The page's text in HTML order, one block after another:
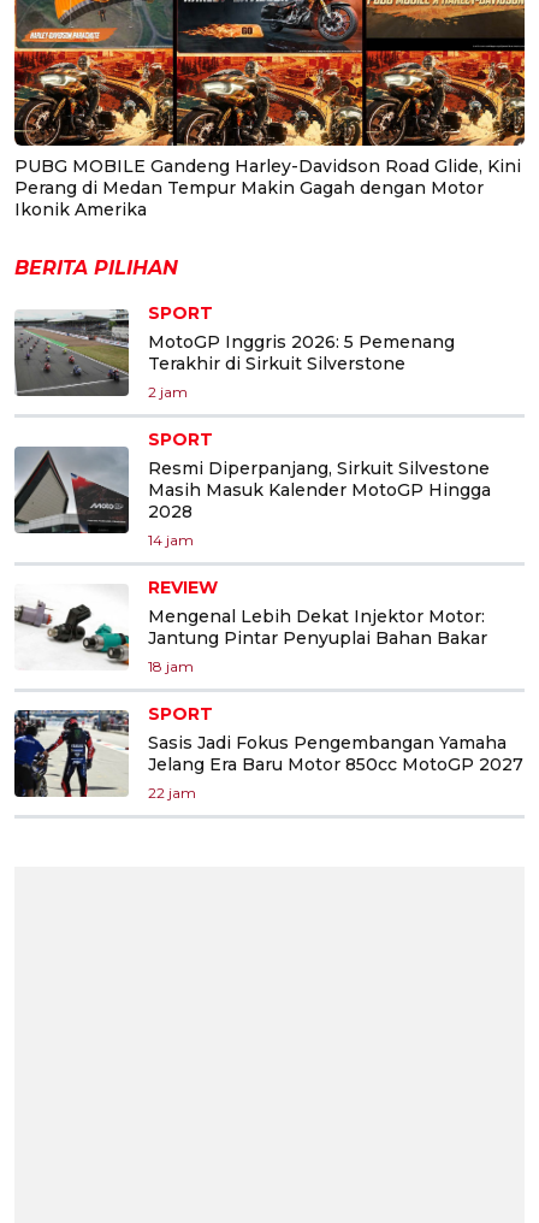
PUBG MOBILE Gandeng Harley-Davidson Road Glide, Kini
Perang di Medan Tempur Makin Gagah dengan Motor
Ikonik Amerika
BERITA PILIHAN
SPORT
MotoGP Inggris 2026: 5 Pemenang
Terakhir di Sirkuit Silverstone
2 jam
SPORT
Resmi Diperpanjang, Sirkuit Silvestone
Masih Masuk Kalender MotoGP Hingga
2028
14 jam
REVIEW
Mengenal Lebih Dekat Injektor Motor:
Jantung Pintar Penyuplai Bahan Bakar
18 jam
SPORT
Sasis Jadi Fokus Pengembangan Yamaha
Jelang Era Baru Motor 850cc MotoGP 2027
22 jam